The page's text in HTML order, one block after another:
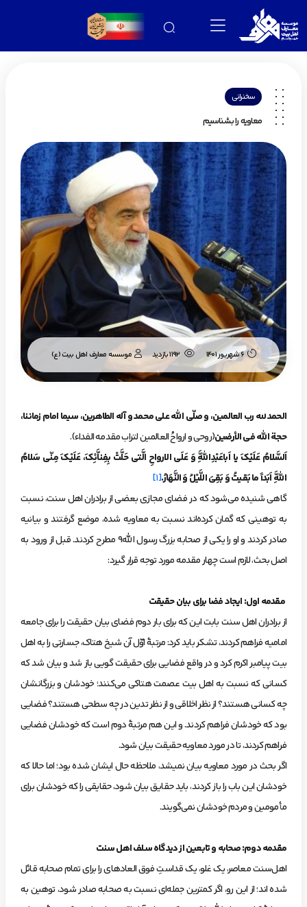
سخنرانی
معاویه را بشناسیم
6 شهریور 1401 موسسه معارف اهل بیت (ع)
الحمد لله رب العالمین، و صلّی الله علی محمد و آله الطاهرین، سیما امام زماننا،
حجة الله فی الأرضین(روحی و ارواحُ العالمین لتراب مقدمه الفداء).
اَلسَّلامُ عَلَیْکَ یا اَباعَبْدِاللَّهِ وَ عَلَى الارواحِ الَّتى حَلَّتْ بِفِناَّئِکَ، عَلَیْکَ مِنّى سَلامُ
اللَّهِ اَبَداً ما بَقیتُ وَبَقِيَ اللَّيْلُ وَ النَّهَارُ.[1]
گاهی شنیده می‌شود که در فضای مجازی بعضی از برادران اهل سنت، نسبت
به توهینی که گمان کرده‌اند نسبت به معاویه شده، موضع گرفتند و بیانیه
صادر کردند و او را یکی از صحابه بزرگ رسول الله9 مطرح کردند. قبل از ورود به
اصل بحث، لازم است چهار مقدمه مورد توجه قرار گیرد:
مقدمه اول: ایجاد فضا برای بیان حقیقت
از برادران اهل سنت بابت این که برای بار دوم فضای بیان حقیقت را برای جامعه
امامیه فراهم کردند، تشکر باید کرد: مرتبۀ اوّل آن شیخ هتاک، جسارتی را به اهل
بیت پیامبر اکرم کرد و در واقع فضایی برای حقیقت گویی باز شد و بیان شد که
کسانی که نسبت به اهل بیت عصمت هتاکی می‌کنند؛ خودشان و بزرگانشان
چه کسانی هستند؟ از نظر اخلاقی و از نظر تدین در چه سطحی هستند؟ فضایی
بود که خودشان فراهم کردند. و این هم مرتبۀ دوم است که خودشان فضایی
فراهم کردند، تا در مورد معاویه حقیقت بیان شود.
اگر بحث در مورد معاویه بیان نمی­شد، ملاحظه حال ایشان شده بود؛ اما حالا که
خودشان این باب را باز کردند، باید حقایق بیان شود، حقایقی را که خودشان برای
مأمومین و مردم خودشان نمی‌گویند.
مقدمه دوم: صحابه و تابعین از دیدگاه سلف اهل سنت
اهل‌سنت معاصر، یک غلو، یک قداستِ فوق العاده­ای را برای تمام صحابه قائل
شده ­اند؛ از این رو، اگر کمترین جمله‌ای نسبت به صحابه صادر شود، توهین به